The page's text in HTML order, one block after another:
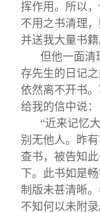
挥作用。所以，
不用之书清理
并送我大量书籍
但他一面清
存先生的日记
依然离不开书
给我的信中说：
“近来记忆
别无他人。昨
查书，被告知
下。此书如是
制版未甚清晰
不知何以未附